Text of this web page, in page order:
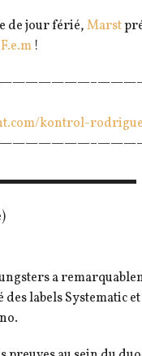
de jour férié,Marst
F.e.m !
kontrol-
a
labels Systematic